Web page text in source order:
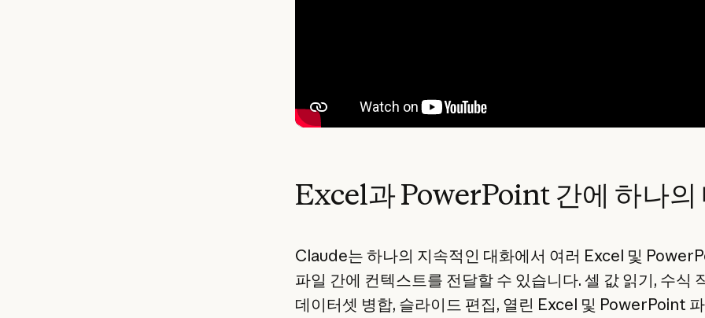
Excel과 PowerPoint 간에 하나의
Claude는 하나의 지속적인 대화에서 여러 Excel 및
파일 간에 컨텍스트를 전달할 수 있습니다. 셀 값 읽기, 수식
데이터셋 병합, 슬라이드 편집, 열린 Excel 및 PowerPoint